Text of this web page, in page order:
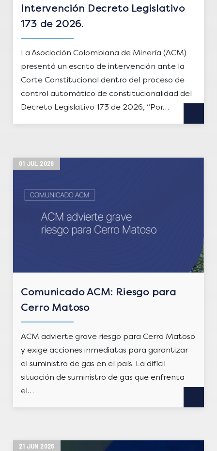
Intervención Decreto Legislativo
173 de 2026.
La Asociación Colombiana de Minería (ACM)
presentó un escrito de intervención ante la
Corte Constitucional dentro del proceso de
control automático de constitucionalidad del
Decreto Legislativo 173 de 2026, “Por…
Comunicado ACM: Riesgo para
Cerro Matoso
ACM advierte grave riesgo para Cerro Matoso
y exige acciones inmediatas para garantizar
el suministro de gas en el país. La difícil
situación de suministro de gas que enfrenta
el…
01 JUL 2026
21 JUN 2026